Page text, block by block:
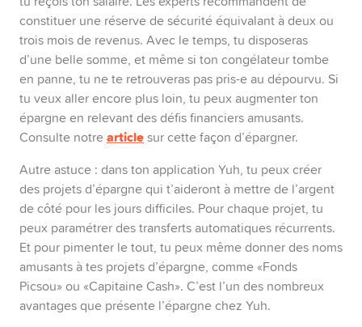
constituer une réserve de sécurité équivalant à deux ou
trois mois de revenus. Avec le temps, tu disposeras
d’une belle somme, et même si ton congélateur tombe
en panne, tu ne te retrouveras pas pris-e au dépourvu. Si
tu veux aller encore plus loin, tu peux augmenter ton
épargne en relevant des défis financiers amusants.
Consulte notrearticlesur cette façon d’épargner.
Autre astuce : dans ton application Yuh, tu peux créer
des projets d’épargne qui t’aideront à mettre de l’argent
de côté pour les jours difficiles. Pour chaque projet, tu
peux paramétrer des transferts automatiques récurrents.
Et pour pimenter le tout, tu peux même donner des noms
amusants à tes projets d’épargne, comme «Fonds
Picsou» ou «Capitaine Cash». C’est l’un des nombreux
avantages que présente l’épargne chez Yuh.